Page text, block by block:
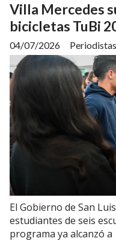
Villa Mercedes
bicicletas TuBi
04/07/2026
El Gobierno de San
estudiantes de seis
programa ya alcanzó a